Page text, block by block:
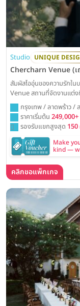
Studio UNIQUE
Chercharn Venue (เ
สัมผัสไออุ่นของความรักใ
Venue สถานที่จัดงานแต่
สวนสวย ท่ามกลางคนที่คุ
กรุงเทพ / ลาดพร้าว /
ราคาเริ่มต้น
รองรับแขกสูงสุด
Make
kind —
คลิกขอแพ็กเกจ